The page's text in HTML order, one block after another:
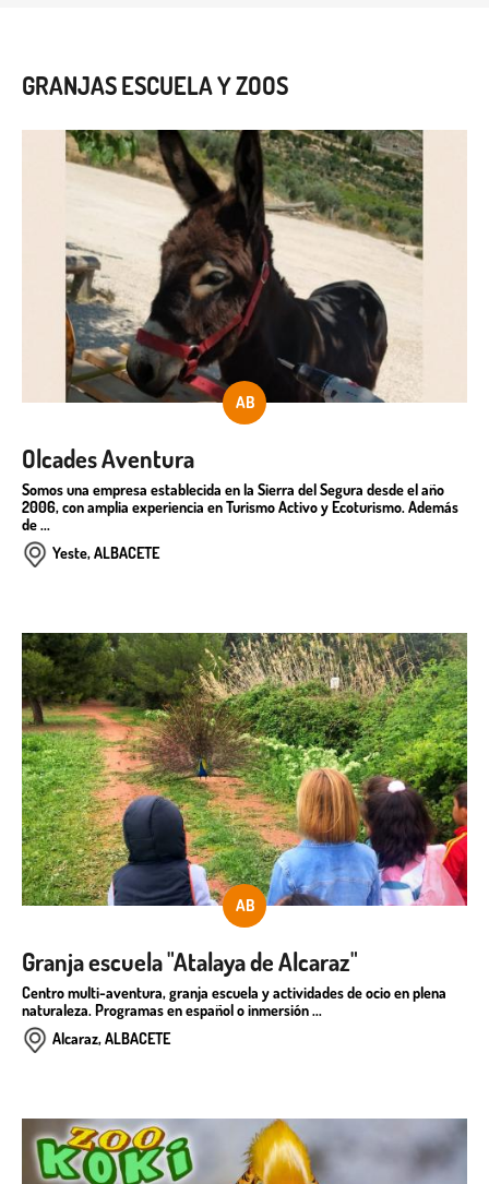
GRANJAS ESCUELA Y ZOOS
AB
Olcades Aventura
Somos una empresa establecida en la Sierra del Segura desde el año
2006, con amplia experiencia en Turismo Activo y Ecoturismo. Además
de ...
Yeste, ALBACETE
AB
Granja escuela "Atalaya de Alcaraz"
Centro multi-aventura, granja escuela y actividades de ocio en plena
naturaleza. Programas en español o inmersión ...
Alcaraz, ALBACETE